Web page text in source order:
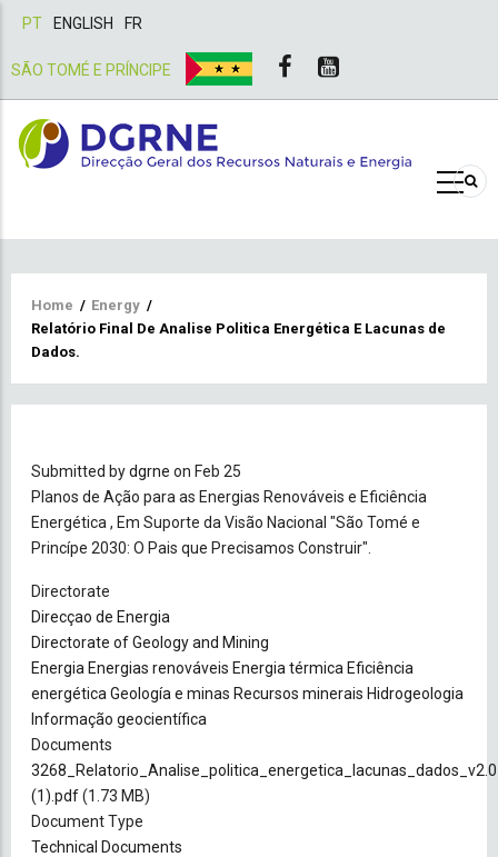
PT ENGLISH FR
SÃO TOMÉ E PRÍNCIPE
Breadcrumb
Home / Energy /
Relatório Final De Analise Politica Energética E Lacunas de
Dados.
Submitted bydgrne on Feb 25
Planos de Ação para as Energias Renováveis e Eficiência
Energética , Em Suporte da Visão Nacional "São Tomé e
Princípe 2030: O Pais que Precisamos Construir".
Directorate
Direcçao de Energia
Directorate of Geology and Mining
Energia Energias renováveis Energia térmica Eficiência
energética Geología e minas Recursos minerais Hidrogeologia
Informação geocientífica
Documents
Document
3268_Relatorio_Analise_politica_energetica_lacunas_dados_v2.0
(1).pdf(1.73 MB)
Document Type
Technical Documents